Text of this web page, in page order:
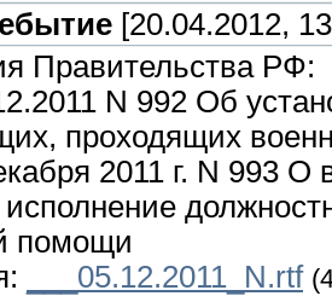
[20.04.2012,
Правительства РФ:
N 992 Об
проходящих
2011 г. N 993 О
помощи
___05.12.2011_N.rtf